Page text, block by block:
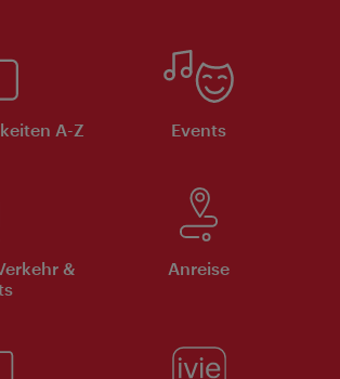
A-Z Events
&
Anreise